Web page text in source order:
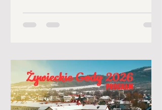
Prusowa „Bucki” spod Snozy „Bratanki
zza Potoka” z Brzuśnika „Bojcery” z
Milówki „Przybłędy” z Przybędzy
„Wyrwicisy” z Ciśca „Romanka” z